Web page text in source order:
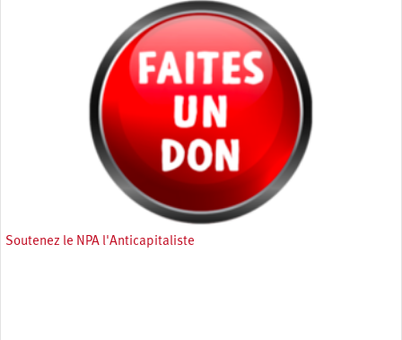
Soutenez le NPA l'Anticapitaliste